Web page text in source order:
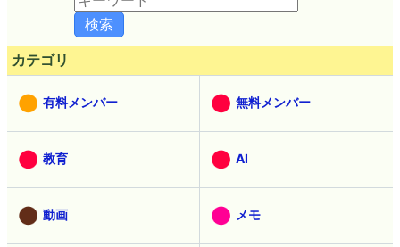
カテゴリ
有料メンバー 無料メンバー
教育 AI
動画 メモ